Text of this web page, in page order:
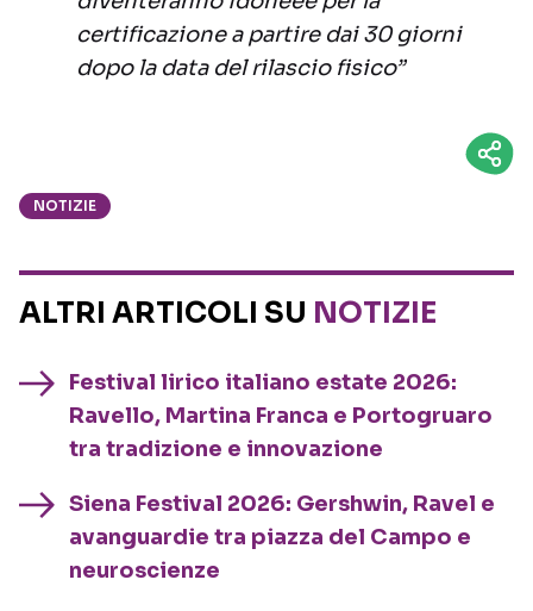
certificazione a partire dai 30 giorni
dopo la data del rilascio fisico”
NOTIZIE
ALTRI ARTICOLI SU NOTIZIE
Festival lirico italiano estate 2026:
Ravello, Martina Franca e Portogruaro
tra tradizione e innovazione
Siena Festival 2026: Gershwin, Ravel e
avanguardie tra piazza del Campo e
neuroscienze